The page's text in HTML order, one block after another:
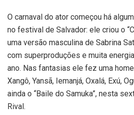
O carnaval do ator começou há
no festival de Salvador: ele criou o
uma versão masculina de Sabrina
com superproduções e muita
ano. Nas fantasias ele fez uma
Xangô, Yansã, Iemanjá, Oxalá, Exú,
ainda o “Baile do Samuka”, nesta
Rival.